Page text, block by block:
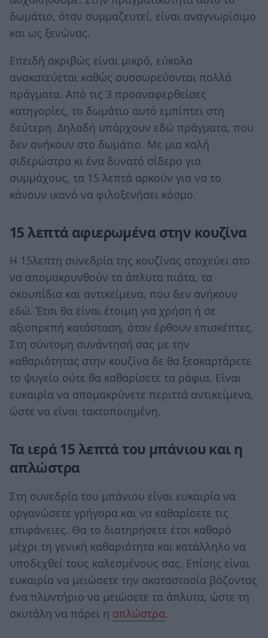
δωμάτιο, όταν συμμαζευτεί, είναι αναγνωρίσιμο
και ως ξενώνας.
Επειδή ακριβώς είναι μικρό, εύκολα
ανακατεύεται καθώς συσσωρεύονται πολλά
πράγματα. Από τις 3 προαναφερθείσες
κατηγορίες, το δωμάτιο αυτό εμπίπτει στη
δεύτερη. Δηλαδή υπάρχουν εδώ πράγματα, που
δεν ανήκουν στο δωμάτιο. Με μια καλή
σιδερώστρα κι ένα δυνατό σίδερο για
συμμάχους, τα 15 λεπτά αρκούν για να το
κάνουν ικανό να φιλοξενήσει κόσμο.
15 λεπτά αφιερωμένα στην κουζίνα
Η 15λεπτη συνεδρία της κουζίνας στοχεύει στο
να απομακρυνθούν τα άπλυτα πιάτα, τα
σκουπίδια και αντικείμενα, που δεν ανήκουν
εδώ. Έτσι θα είναι έτοιμη για χρήση ή σε
αξιοπρεπή κατάσταση, όταν έρθουν επισκέπτες.
Στη σύντομη συνάντησή σας με την
καθαριότητας στην κουζίνα δε θα ξεσκαρτάρετε
το ψυγείο ούτε θα καθαρίσετε τα ράφια. Είναι
ευκαιρία να απομακρύνετε περιττά αντικείμενα,
ώστε να είναι τακτοποιημένη.
Τα ιερά 15 λεπτά του μπάνιου και η
απλώστρα
Στη συνεδρία του μπάνιου είναι ευκαιρία να
οργανώσετε γρήγορα και να καθαρίσετε τις
επιφάνειες. Θα το διατηρήσετε έτσι καθαρό
μέχρι τη γενική καθαριότητα και κατάλληλο να
υποδεχθεί τους καλεσμένους σας. Επίσης είναι
ευκαιρία να μειώσετε την ακαταστασία βάζοντας
ένα πλυντήριο να μειώσετε τα άπλυτα, ώστε τη
σκυτάλη να πάρει η απλώστρα.